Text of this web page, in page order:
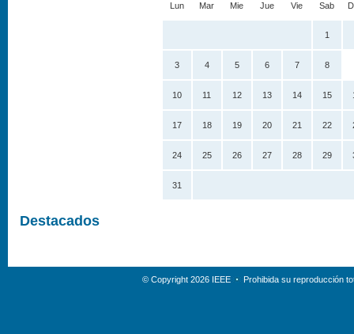
Lun Mar Mie Jue Vie Sab
1
3 4 5 6 7 8
10 11 12 13 14 15
17 18 19 20 21 22
24 25 26 27 28 29
31
Destacados
© Copyright 2026 IEEE Prohibida su reproducción